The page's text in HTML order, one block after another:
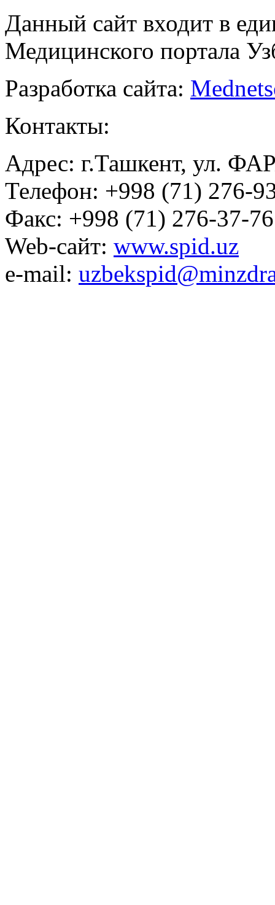
Данный сайт входит в
Медицинского портала
Разработка сайта:
Контакты:
Адрес: г.Ташкент, ул.
Телефон: +998 (71) 276-
Факс: +998 (71) 276-37-76
Web-сайт: www.spid.uz
e-mail: